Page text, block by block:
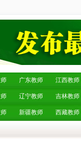
广东教师 江西教师
辽宁教师 吉林教师
新疆教师 西藏教师